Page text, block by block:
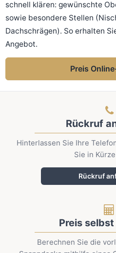
schnell klären: gewünschte
sowie besondere Stellen
Dachschrägen). So erhalten
Angebot.
Preis
Rückruf
Hinterlassen Sie Ihre
Sie in
Rückruf
Preis
Berechnen Sie die